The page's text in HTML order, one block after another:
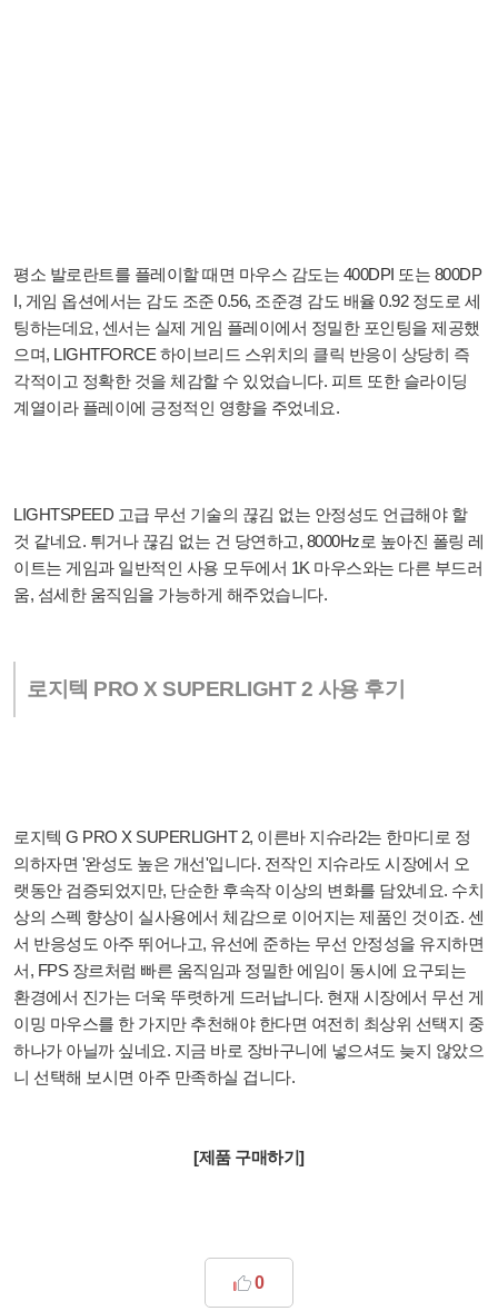
평소 발로란트를 플레이할 때면 마우스 감도는 400DPI 또는 800DP
I, 게임 옵션에서는 감도 조준 0.56, 조준경 감도 배율 0.92 정도로 세
팅하는데요, 센서는 실제 게임 플레이에서 정밀한 포인팅을 제공했
으며, LIGHTFORCE 하이브리드 스위치의 클릭 반응이 상당히 즉
각적이고 정확한 것을 체감할 수 있었습니다. 피트 또한 슬라이딩
계열이라 플레이에 긍정적인 영향을 주었네요.
LIGHTSPEED 고급 무선 기술의 끊김 없는 안정성도 언급해야 할
것 같네요. 튀거나 끊김 없는 건 당연하고, 8000Hz로 높아진 폴링 레
이트는 게임과 일반적인 사용 모두에서 1K 마우스와는 다른 부드러
움, 섬세한 움직임을 가능하게 해주었습니다.
로지텍 PRO X SUPERLIGHT 2 사용 후기
로지텍 G PRO X SUPERLIGHT 2, 이른바 지슈라2는 한마디로 정
의하자면 '완성도 높은 개선'입니다. 전작인 지슈라도 시장에서 오
랫동안 검증되었지만, 단순한 후속작 이상의 변화를 담았네요. 수치
상의 스펙 향상이 실사용에서 체감으로 이어지는 제품인 것이죠. 센
서 반응성도 아주 뛰어나고, 유선에 준하는 무선 안정성을 유지하면
서, FPS 장르처럼 빠른 움직임과 정밀한 에임이 동시에 요구되는
환경에서 진가는 더욱 뚜렷하게 드러납니다. 현재 시장에서 무선 게
이밍 마우스를 한 가지만 추천해야 한다면 여전히 최상위 선택지 중
하나가 아닐까 싶네요. 지금 바로 장바구니에 넣으셔도 늦지 않았으
니 선택해 보시면 아주 만족하실 겁니다.
[제품 구매하기]
0